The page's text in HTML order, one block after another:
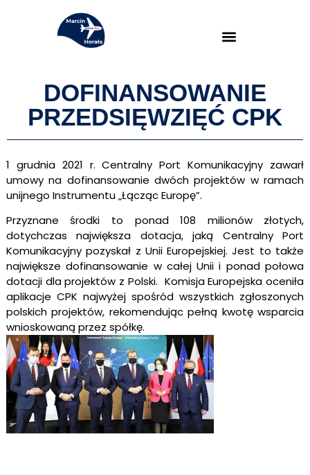
DOFINANSOWANIE
PRZEDSIĘWZIĘĆ CPK
1 grudnia 2021 r. Centralny Port Komunikacyjny zawarł
umowy na dofinansowanie dwóch projektów w ramach
unijnego Instrumentu „Łącząc Europę”.
Przyznane środki to ponad 108 milionów złotych,
dotychczas największa dotacja, jaką Centralny Port
Komunikacyjnypozyskał z Unii Europejskiej.Jest to także
największe dofinansowanie w całej Unii i ponad połowa
dotacji dla projektów z Polski. Komisja Europejska oceniła
aplikacje CPK najwyżej spośród wszystkich zgłoszonych
polskich projektów, rekomendując pełną kwotę wsparcia
wnioskowaną przez spółkę.